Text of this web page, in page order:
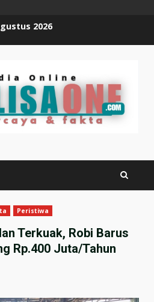
2026
Peristiwa
Terkuak, Robi Barus
Rp.400 Juta/Tahun